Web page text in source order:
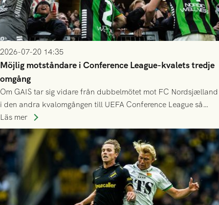
2026-07-20 14:35
Möjlig motståndare i Conference League-kvalets tredje
omgång
Om GAIS tar sig vidare från dubbelmötet mot FC Nordsjælland
i den andra kvalomgången till UEFA Conference League så
spelas den tredje kvalomgången kort därpå. Motståndare blir
då vinnaren i mötet mellan isländska Valur och HŠK Zrinjski
Mostar från Bosnien och Hercegovina.
Läs mer